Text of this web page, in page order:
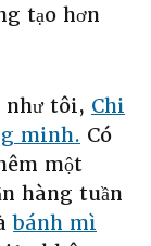
tạo hơn
như tôi, Chi
minh. Có
một
hàng tuần
bánh mì